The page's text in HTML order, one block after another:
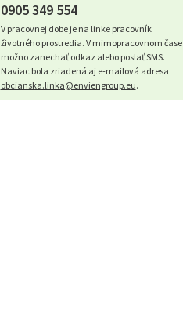
0905 349 554
V pracovnej dobe je na linke pracovník
životného prostredia. V mimopracovnom čase
možno zanechať odkaz alebo poslať SMS.
Naviac bola zriadená aj e-mailová adresa
obcianska.linka@enviengroup.eu.